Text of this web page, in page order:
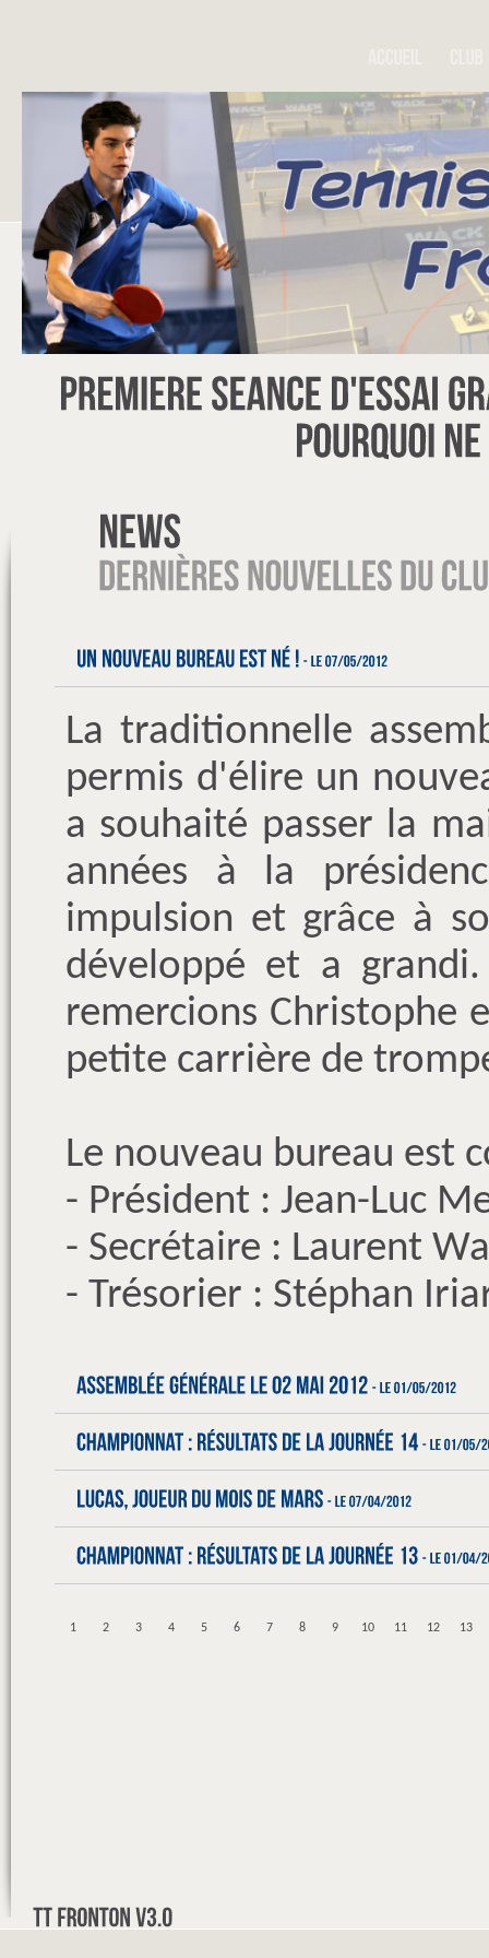
La traditionnelle
permis d'élire un
a souhaité passer la
années à la
impulsion et grâce à
développé et a
remercions Christophe
petite carrière de
Le nouveau bureau est
- Président : Jean-Luc
- Secrétaire : Laurent
- Trésorier : Stéphan
1 2 3 4 5 6 7 8 9 10 11 12 13